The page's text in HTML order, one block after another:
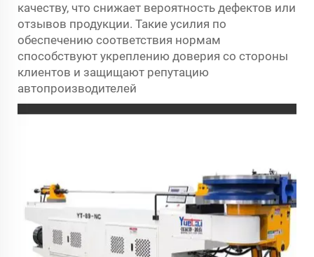
качеству, что снижает вероятность дефектов или
отзывов продукции. Такие усилия по
обеспечению соответствия нормам
способствуют укреплению доверия со стороны
клиентов и защищают репутацию
автопроизводителей